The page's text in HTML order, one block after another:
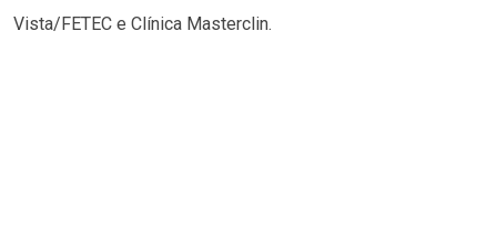
Vista/FETEC e Clínica Masterclin.